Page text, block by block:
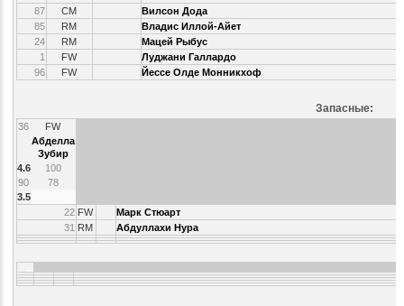
87
CM
Вилсон Дода
85
RM
Владис Иллой-Айет
24
RM
Мацей Рыбус
1
FW
Луджани Галлардо
96
FW Йессе Олде Монникхоф
Запасные:
36
FW
Абделла
Зубир
4.6
100
90
78
3.5
22 FW
Марк Стюарт
31 RM Абдуллахи Нура